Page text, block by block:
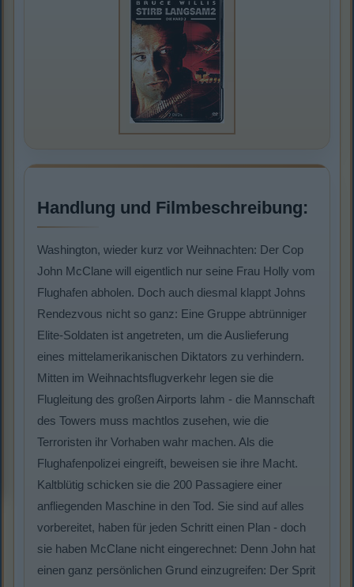
Handlung und Filmbeschreibung:
Washington, wieder kurz vor Weihnachten: Der Cop
John McClane will eigentlich nur seine Frau Holly vom
Flughafen abholen. Doch auch diesmal klappt Johns
Rendezvous nicht so ganz: Eine Gruppe abtrünniger
Elite-Soldaten ist angetreten, um die Auslieferung
eines mittelamerikanischen Diktators zu verhindern.
Mitten im Weihnachtsflugverkehr legen sie die
Flugleitung des großen Airports lahm - die Mannschaft
des Towers muss machtlos zusehen, wie die
Terroristen ihr Vorhaben wahr machen. Als die
Flughafenpolizei eingreift, beweisen sie ihre Macht.
Kaltblütig schicken sie die 200 Passagiere einer
anfliegenden Maschine in den Tod. Sie sind auf alles
vorbereitet, haben für jeden Schritt einen Plan - doch
sie haben McClane nicht eingerechnet: Denn John hat
einen ganz persönlichen Grund einzugreifen: Der Sprit